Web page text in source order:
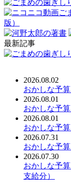
最新記事
2026.08.02
おかしな予
2026.08.01
おかしな予
2026.08.01
おかしな予
2026.07.31
おかしな予
2026.07.30
おかしな予
支給分）